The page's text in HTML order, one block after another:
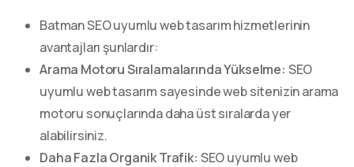
Batman SEO uyumlu web tasarım hizmetlerinin
avantajları şunlardır:
Arama Motoru Sıralamalarında Yükselme: SEO
uyumlu web tasarım sayesinde web sitenizin arama
motoru sonuçlarında daha üst sıralarda yer
alabilirsiniz.
Daha Fazla Organik Trafik: SEO uyumlu web